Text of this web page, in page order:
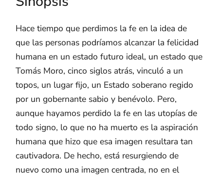
Hace tiempo que perdimos la fe en la idea de
que las personas podríamos alcanzar la felicidad
humana en un estado futuro ideal, un estado que
Tomás Moro, cinco siglos atrás, vinculó a un
topos, un lugar fijo, un Estado soberano regido
por un gobernante sabio y benévolo. Pero,
aunque hayamos perdido la fe en las utopías de
todo signo, lo que no ha muerto es la aspiración
humana que hizo que esa imagen resultara tan
cautivadora. De hecho, está resurgiendo de
nuevo como una imagen centrada, no en el